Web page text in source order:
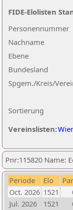
Nachname
Ebene
Sortierung
Personennummer
Bundesland
Spgem./Kreis/
Vereinslisten:
FIDE-Elolisten
Pnr:115820 Name:
Periode Elo
Oct. 2026 1521
Jul. 2026
1521